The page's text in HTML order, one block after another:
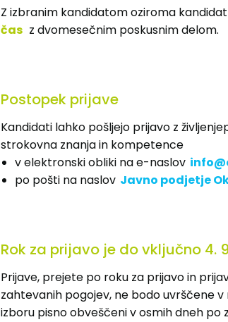
Z izbranim kandidatom oziroma
čas z dvomesečnim poskusnim delom.
Postopek prijave
Kandidati lahko pošljejo prijavo z
strokovna znanja in kompetence
v elektronski obliki na e-naslov
po pošti na naslov Javno podjetje
Rok za prijavo je do vključno 4.
Prijave, prejete po roku za prijavo in
zahtevanih pogojev, ne bodo uvrščene
izboru pisno obveščeni v osmih dneh po